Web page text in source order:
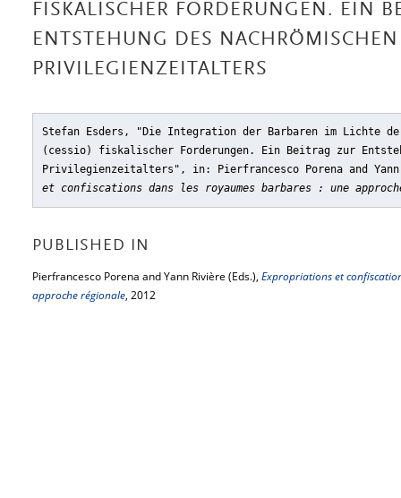
FISKALISCHER FORDERUNGEN. EIN
ENTSTEHUNG DES NACHRÖMISCHEN
PRIVILEGIENZEITALTERS
Stefan Esders, "Die Integration der Barbaren im Lichte
(cessio) fiskalischer Forderungen. Ein Beitrag zur
Privilegienzeitalters" , in: Pierfrancesco Porena and
et confiscations dans les royaumes barbares : une
PUBLISHED IN
Pierfrancesco Porena and Yann Rivière (Eds.), Expropriations et
approche régionale, 2012